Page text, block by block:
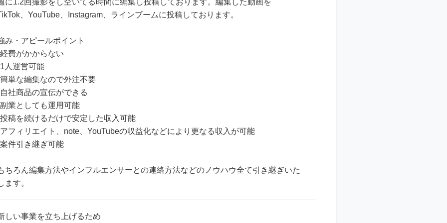
に1.2回撮影をし空いてる時間に編集し投稿しております。編集した動画を
、YouTube、Instagram、ラインブームに投稿しております。
み・アピールポイント
経費がかからない
人運営可能
簡単な編集なので外注不要
自社商品の宣伝ができる
副業としても運用可能
投稿を続けるだけで安定した収入可能
アフィリエイト、note、YouTubeの収益化などにより更なる収入が可能
案件引き継ぎ可能
ちろん編集方法やインフルエンサーとの連絡方法などのノウハウ全て引き継ぎいた
ます。
しい事業を立ち上げるため